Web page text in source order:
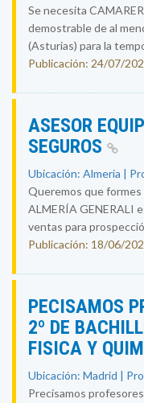
Se necesita
demostrable de al
(Asturias) para la
Publicación: 24/07/
ASESOR
SEGUROS
Ubicación: Almeria |
Queremos que formes
ALMERÍA GENERALI
ventas para
Publicación: 18/06/
PECISAMOS
2º DE
FISICA Y
Ubicación: Madrid |
Precisamos